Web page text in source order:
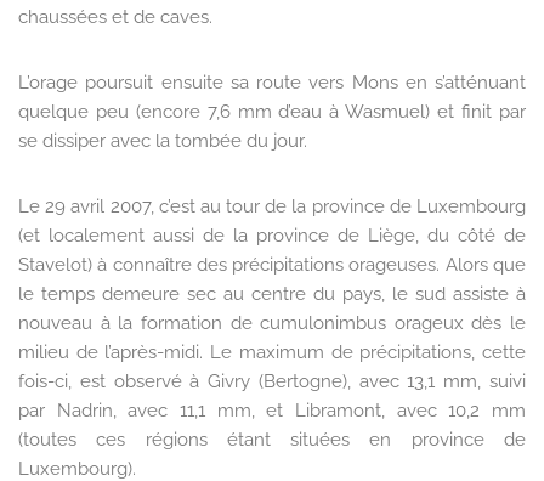
chaussées et de caves.
L’orage poursuit ensuite sa route vers Mons en s’atténuant
quelque peu (encore 7,6 mm d’eau à Wasmuel) et finit par
se dissiper avec la tombée du jour.
Le 29 avril 2007, c’est au tour de la province de Luxembourg
(et localement aussi de la province de Liège, du côté de
Stavelot) à connaître des précipitations orageuses. Alors que
le temps demeure sec au centre du pays, le sud assiste à
nouveau à la formation de cumulonimbus orageux dès le
milieu de l’après-midi. Le maximum de précipitations, cette
fois-ci, est observé à Givry (Bertogne), avec 13,1 mm, suivi
par Nadrin, avec 11,1 mm, et Libramont, avec 10,2 mm
(toutes ces régions étant situées en province de
Luxembourg).